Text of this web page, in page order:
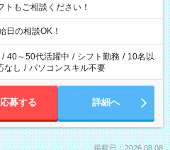
もご相談ください！
の相談OK！
/ 40～50代活躍中 / シフト勤務 / 10名以
なし / パソコンスキル不要
応募する 詳細へ
掲載日：2026.08.08